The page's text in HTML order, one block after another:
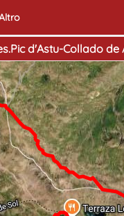
d'Astu-Collado de